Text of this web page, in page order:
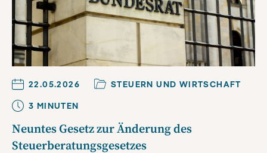
22.05.2026
STEUERN UND WIRTSCHAFT
3 MINUTEN
Neuntes Gesetz zur Änderung des
Steuerberatungsgesetzes